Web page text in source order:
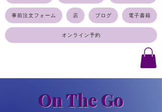
事前注文フォーム 店 ブログ 電子書籍
オンライン予約
On The Go